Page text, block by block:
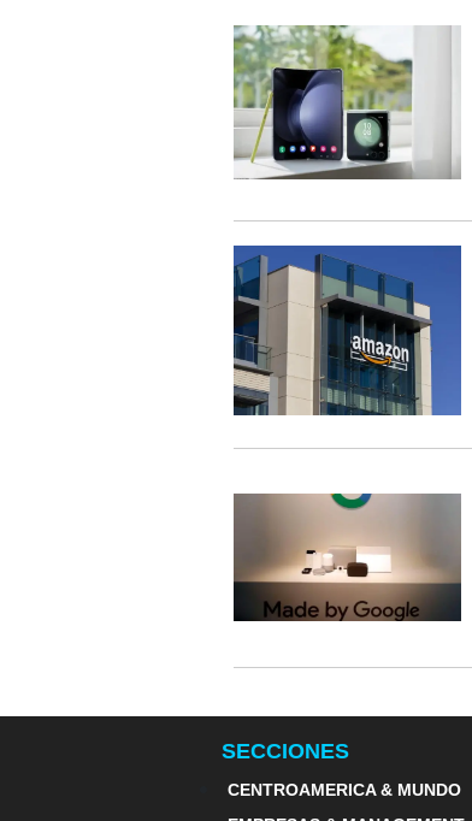
SECCIONES
CENTROAMERICA & MUNDO